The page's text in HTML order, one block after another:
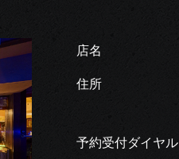
店名
住所
予約受付ダイヤル